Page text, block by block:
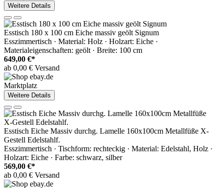
Weitere Details
Esstisch 180 x 100 cm Eiche massiv geölt Signum
Esszimmertisch · Material: Holz · Holzart: Eiche ·
Materialeigenschaften: geölt · Breite: 100 cm
649,00 €*
ab 0,00 € Versand
Marktplatz
Weitere Details
Esstisch Eiche Massiv durchg. Lamelle 160x100cm Metallfüße X-
Gestell Edelstahlf.
Esszimmertisch · Tischform: rechteckig · Material: Edelstahl, Holz ·
Holzart: Eiche · Farbe: schwarz, silber
569,00 €*
ab 0,00 € Versand